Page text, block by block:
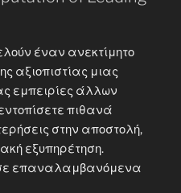
έναν ανεκτίμητο
αξιοπιστίας μιας
εμπειρίες άλλων
πιθανά
στην αποστολή,
εξυπηρέτηση.
σε επαναλαμβανόμενα